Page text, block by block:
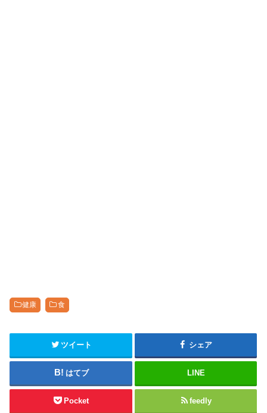
健康 食
ツイート シェア
はてブ LINE
Pocket feedly